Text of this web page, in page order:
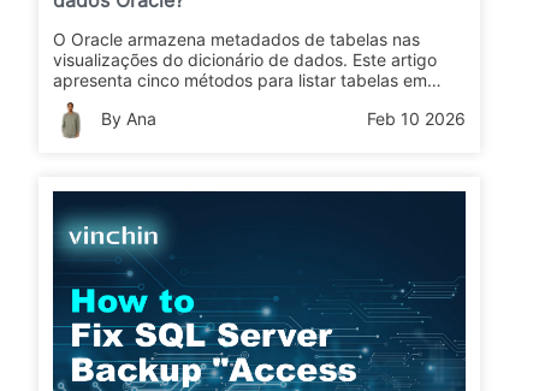
O Oracle armazena metadados de tabelas nas
visualizações do dicionário de dados. Este artigo
apresenta cinco métodos para listar tabelas em
diferentes níveis de privilégio. Os leitores
aprenderão consultas básicas e avançadas para
tabelas de DBA, proprietário e acessíveis.
By Ana Feb 10 2026